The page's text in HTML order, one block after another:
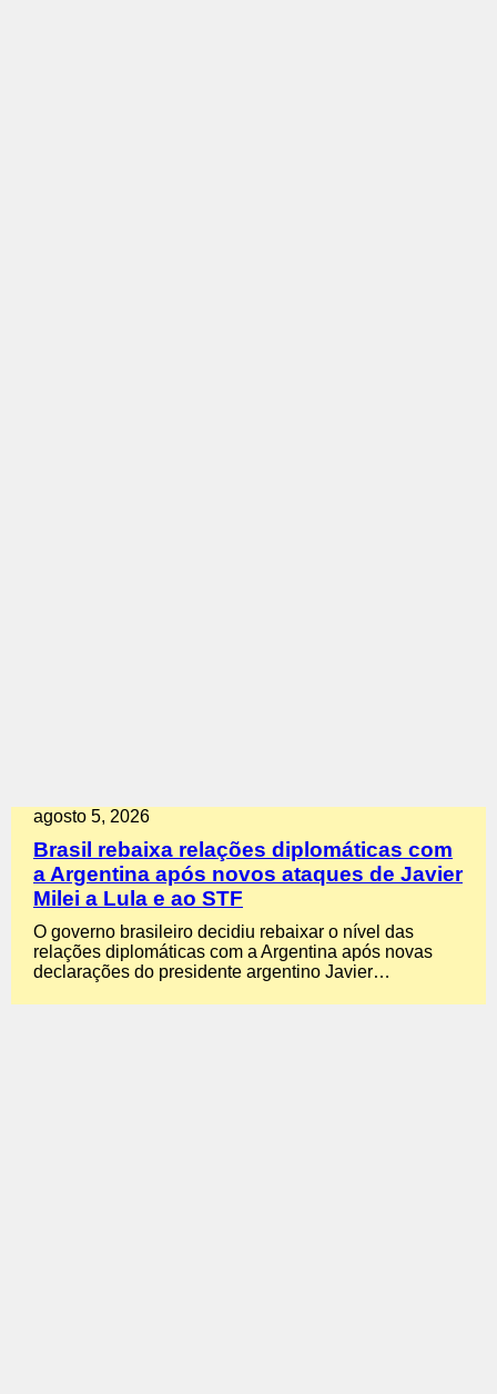
agosto 5, 2026
Brasil rebaixa relações diplomáticas com
a Argentina após novos ataques de Javier
Milei a Lula e ao STF
O governo brasileiro decidiu rebaixar o nível das
relações diplomáticas com a Argentina após novas
declarações do presidente argentino Javier…